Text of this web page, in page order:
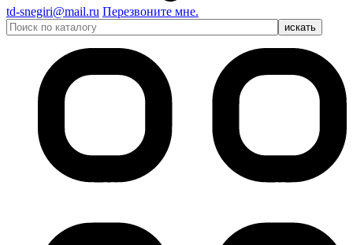
td-snegiri@mail.ru Перезвоните мне.